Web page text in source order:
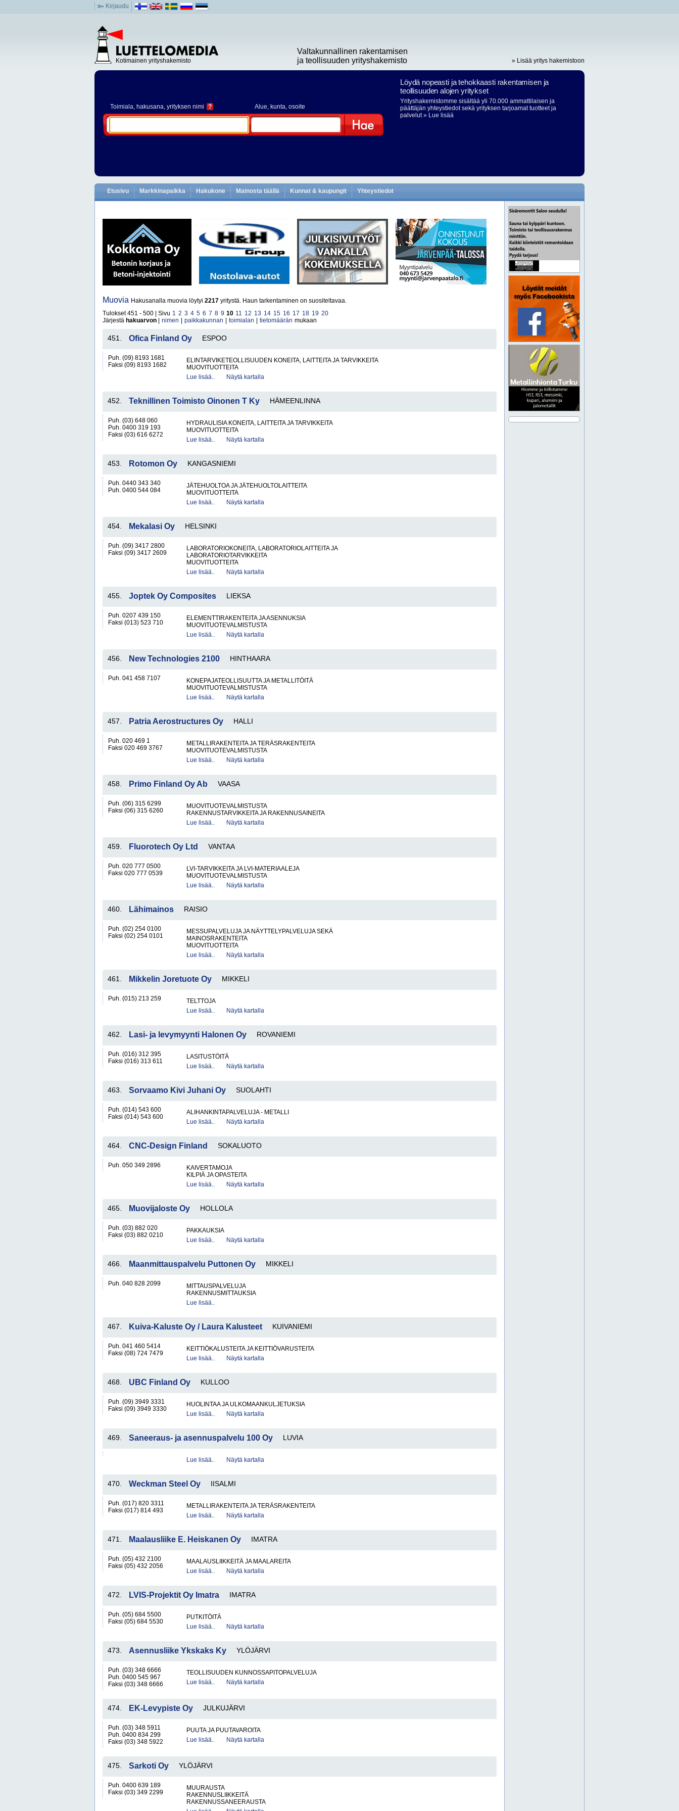
Kirjaudu
Kotimainen yrityshakemisto
Valtakunnallinen rakentamisen
ja teollisuuden yrityshakemisto
» Lisää yritys hakemistoon
Toimiala, hakusana, yrityksen nimi ? Alue, kunta, osoite
Löydä nopeasti ja tehokkaasti rakentamisen ja
teollisuuden alojen yritykset
Yrityshakemistomme sisältää yli 70.000 ammattilaisen ja
päättäjän yhteystiedot sekä yrityksen tarjoamat tuotteet ja
palvelut» Lue lisää
Etusivu Markkinapaikka Hakukone Mainosta täällä Kunnat & kaupungit Yhteystiedot
Muovia Hakusanalla muovia löytyi 2217 yritystä. Haun tarkentaminen on suositeltavaa.
Tulokset 451 - 500 | Sivu 1 2 3 4 5 6 7 8 9 10 11 12 13 14 15 16 17 18 19 20
Järjestä hakuarvon nimen paikkakunnan toimialan tietomäärän mukaan
451. Ofica Finland Oy ESPOO
Puh. (09) 8193 1681
Faksi (09) 8193 1682
ELINTARVIKETEOLLISUUDEN KONEITA, LAITTEITA JA TARVIKKEITA
MUOVITUOTTEITA
Lue lisää..
Näytä kartalla
452. Teknillinen Toimisto Oinonen T Ky HÄMEENLINNA
Puh. (03) 648 060
Puh. 0400 319 193
Faksi (03) 616 6272
HYDRAULISIA KONEITA, LAITTEITA JA TARVIKKEITA
MUOVITUOTTEITA
Lue lisää..
Näytä kartalla
453. Rotomon Oy KANGASNIEMI
Puh. 0440 343 340
Puh. 0400 544 084
JÄTEHUOLTOA JA JÄTEHUOLTOLAITTEITA
MUOVITUOTTEITA
Lue lisää..
Näytä kartalla
454. Mekalasi Oy HELSINKI
Puh. (09) 3417 2800
Faksi (09) 3417 2609
LABORATORIOKONEITA, LABORATORIOLAITTEITA JA
LABORATORIOTARVIKKEITA
MUOVITUOTTEITA
Lue lisää..
Näytä kartalla
455. Joptek Oy Composites LIEKSA
Puh. 0207 439 150
Faksi (013) 523 710
ELEMENTTIRAKENTEITA JA ASENNUKSIA
MUOVITUOTEVALMISTUSTA
Lue lisää..
Näytä kartalla
456. New Technologies 2100 HINTHAARA
Puh. 041 458 7107
KONEPAJATEOLLISUUTTA JA METALLITÖITÄ
MUOVITUOTEVALMISTUSTA
Lue lisää..
Näytä kartalla
457. Patria Aerostructures Oy HALLI
Puh. 020 469 1
Faksi 020 469 3767
METALLIRAKENTEITA JA TERÄSRAKENTEITA
MUOVITUOTEVALMISTUSTA
Lue lisää..
Näytä kartalla
458. Primo Finland Oy Ab VAASA
Puh. (06) 315 6299
Faksi (06) 315 6260
MUOVITUOTEVALMISTUSTA
RAKENNUSTARVIKKEITA JA RAKENNUSAINEITA
Lue lisää..
Näytä kartalla
459. Fluorotech Oy Ltd VANTAA
Puh. 020 777 0500
Faksi 020 777 0539
LVI-TARVIKKEITA JA LVI-MATERIAALEJA
MUOVITUOTEVALMISTUSTA
Lue lisää..
Näytä kartalla
460. Lähimainos RAISIO
Puh. (02) 254 0100
Faksi (02) 254 0101
MESSUPALVELUJA JA NÄYTTELYPALVELUJA SEKÄ
MAINOSRAKENTEITA
MUOVITUOTTEITA
Lue lisää..
Näytä kartalla
461. Mikkelin Joretuote Oy MIKKELI
Puh. (015) 213 259
TELTTOJA
Lue lisää..
Näytä kartalla
462. Lasi- ja levymyynti Halonen Oy ROVANIEMI
Puh. (016) 312 395
Faksi (016) 313 611
LASITUSTÖITÄ
Lue lisää..
Näytä kartalla
463. Sorvaamo Kivi Juhani Oy SUOLAHTI
Puh. (014) 543 600
Faksi (014) 543 600
ALIHANKINTAPALVELUJA - METALLI
Lue lisää..
Näytä kartalla
464. CNC-Design Finland SOKALUOTO
Puh. 050 349 2896
KAIVERTAMOJA
KILPIÄ JA OPASTEITA
Lue lisää..
Näytä kartalla
465. Muovijaloste Oy HOLLOLA
Puh. (03) 882 020
Faksi (03) 882 0210
PAKKAUKSIA
Lue lisää..
Näytä kartalla
466. Maanmittauspalvelu Puttonen Oy MIKKELI
Puh. 040 828 2099
MITTAUSPALVELUJA
RAKENNUSMITTAUKSIA
Lue lisää..
467. Kuiva-Kaluste Oy / Laura Kalusteet KUIVANIEMI
Puh. 041 460 5414
Faksi (08) 724 7479
KEITTIÖKALUSTEITA JA KEITTIÖVARUSTEITA
Lue lisää..
Näytä kartalla
468. UBC Finland Oy KULLOO
Puh. (09) 3949 3331
Faksi (09) 3949 3330
HUOLINTAA JA ULKOMAANKULJETUKSIA
Lue lisää..
Näytä kartalla
469. Saneeraus- ja asennuspalvelu 100 Oy LUVIA
Lue lisää.. Näytä kartalla
470. Weckman Steel Oy IISALMI
Puh. (017) 820 3311
Faksi (017) 814 493
METALLIRAKENTEITA JA TERÄSRAKENTEITA
Lue lisää..
Näytä kartalla
471. Maalausliike E. Heiskanen Oy IMATRA
Puh. (05) 432 2100
Faksi (05) 432 2056
MAALAUSLIIKKEITÄ JA MAALAREITA
Lue lisää..
Näytä kartalla
472. LVIS-Projektit Oy Imatra IMATRA
Puh. (05) 684 5500
Faksi (05) 684 5530
PUTKITÖITÄ
Lue lisää..
Näytä kartalla
473. Asennusliike Ykskaks Ky YLÖJÄRVI
Puh. (03) 348 6666
Puh. 0400 545 967
Faksi (03) 348 6666
TEOLLISUUDEN KUNNOSSAPITOPALVELUJA
Lue lisää..
Näytä kartalla
474. EK-Levypiste Oy JULKUJÄRVI
Puh. (03) 348 5911
Puh. 0400 834 299
Faksi (03) 348 5922
PUUTA JA PUUTAVAROITA
Lue lisää..
Näytä kartalla
475. Sarkoti Oy YLÖJÄRVI
Puh. 0400 639 189
Faksi (03) 349 2299
MUURAUSTA
RAKENNUSLIIKKEITÄ
RAKENNUSSANEERAUSTA